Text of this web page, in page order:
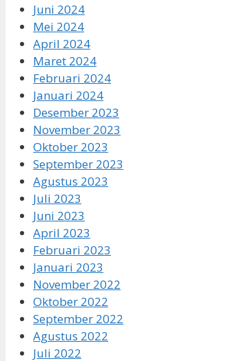
Juni 2024
Mei 2024
April 2024
Maret 2024
Februari 2024
Januari 2024
Desember 2023
November 2023
Oktober 2023
September 2023
Agustus 2023
Juli 2023
Juni 2023
April 2023
Februari 2023
Januari 2023
November 2022
Oktober 2022
September 2022
Agustus 2022
Juli 2022